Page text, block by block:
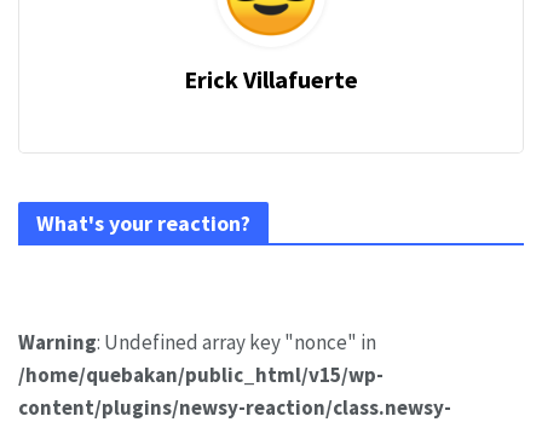
Erick Villafuerte
What's your reaction?
Warning: Undefined array key "nonce" in
/home/quebakan/public_html/v15/wp-
content/plugins/newsy-reaction/class.newsy-